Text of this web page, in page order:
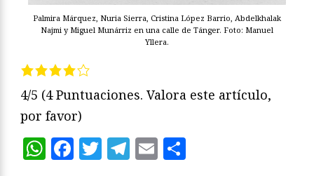
Palmira Márquez, Nuria Sierra, Cristina López Barrio, Abdelkhalak
Najmi y Miguel Munárriz en una calle de Tánger. Foto: Manuel
Yllera.
4/5 (4 Puntuaciones. Valora este artículo,
por favor)
WhatsApp
Facebook
Twitter
Telegram
Email